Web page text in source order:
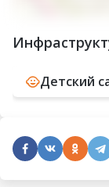
Детский